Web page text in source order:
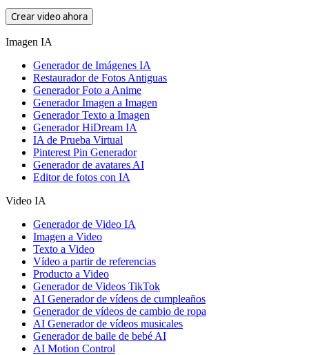
Crear video ahora
Imagen IA
Generador de Imágenes IA
Restaurador de Fotos Antiguas
Generador Foto a Anime
Generador Imagen a Imagen
Generador Texto a Imagen
Generador HiDream IA
IA de Prueba Virtual
Pinterest Pin Generador
Generador de avatares AI
Editor de fotos con IA
Video IA
Generador de Video IA
Imagen a Video
Texto a Video
Vídeo a partir de referencias
Producto a Video
Generador de Videos TikTok
AI Generador de vídeos de cumpleaños
Generador de vídeos de cambio de ropa
AI Generador de vídeos musicales
Generador de baile de bebé AI
AI Motion Control